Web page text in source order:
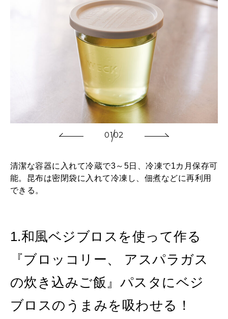
0102
清潔な容器に入れて冷蔵で3～5日、冷凍で1カ月保存可
能。昆布は密閉袋に入れて冷凍し、佃煮などに再利用
できる。
1.和風ベジブロスを使って作る
『ブロッコリー、 アスパラガス
の炊き込みご飯』パスタにベジ
ブロスのうまみを吸わせる！